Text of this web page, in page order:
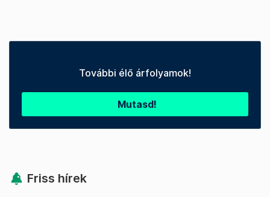
További élő árfolyamok!
Mutasd!
Friss hírek